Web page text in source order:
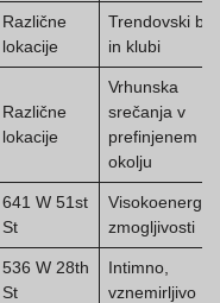
Različne
lokacije
Trendovski
in klubi
Različne
lokacije
Vrhunska
srečanja v
prefinjenem
okolju
641 W 51st
St
zmogljivosti
536 W 28th
St
Intimno,
vznemirljivo